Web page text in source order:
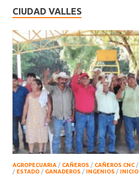
CIUDAD VALLES
AGROPECUARIA / CAÑEROS / CAÑEROS CNC /
/ ESTADO / GANADEROS / INGENIOS / INICIO